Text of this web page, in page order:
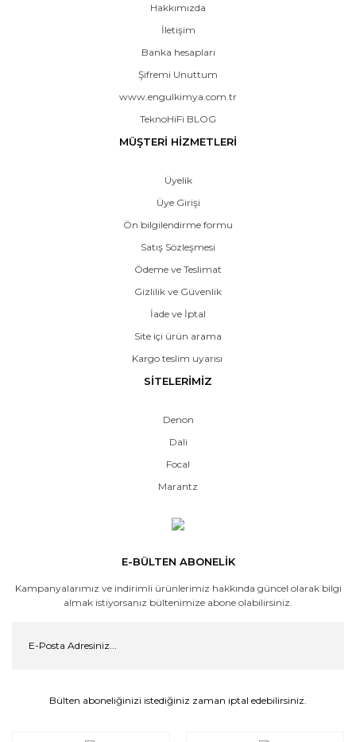
Hakkımızda
İletişim
Banka hesapları
Şifremi Unuttum
www.engulkimya.com.tr
TeknoHiFi BLOG
MÜŞTERİ HİZMETLERİ
Üyelik
Üye Girişi
Ön bilgilendirme formu
Satış Sözleşmesi
Ödeme ve Teslimat
Gizlilik ve Güvenlik
İade ve İptal
Site içi ürün arama
Kargo teslim uyarısı
SİTELERİMİZ
Denon
Dali
Focal
Marantz
E-BÜLTEN ABONELİK
Kampanyalarımız ve indirimli ürünlerimiz hakkında güncel olarak bilgi
almak istiyorsanız bültenimize abone olabilirsiniz.
Bülten aboneliğinizi istediğiniz zaman iptal edebilirsiniz.